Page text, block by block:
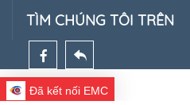
TÌM CHÚNG TÔI TRÊN
Đã kết nối EMC